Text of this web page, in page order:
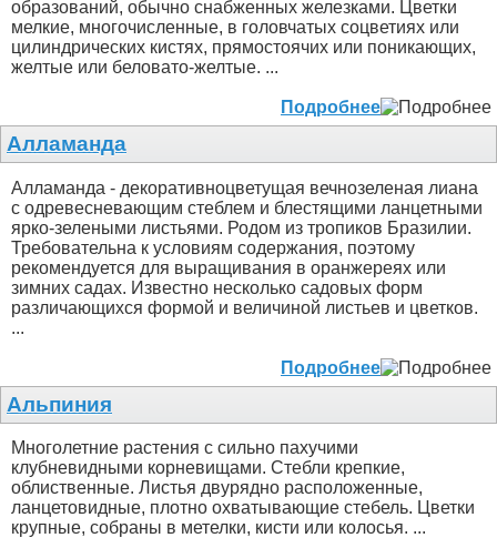
образований, обычно снабженных железками. Цветки
мелкие, многочисленные, в головчатых соцветиях или
цилиндрических кистях, прямостоячих или поникающих,
желтые или беловато-желтые. ...
Подробнее
Алламанда
Алламанда - декоративноцветущая вечнозеленая лиана
с одревесневающим стеблем и блестящими ланцетными
ярко-зелеными листьями. Родом из тропиков Бразилии.
Требовательна к условиям содержания, поэтому
рекомендуется для выращивания в оранжереях или
зимних садах. Известно несколько садовых форм
различающихся формой и величиной листьев и цветков.
...
Подробнее
Альпиния
Многолетние растения с сильно пахучими
клубневидными корневищами. Стебли крепкие,
облиственные. Листья двурядно расположенные,
ланцетовидные, плотно охватывающие стебель. Цветки
крупные, собраны в метелки, кисти или колосья. ...